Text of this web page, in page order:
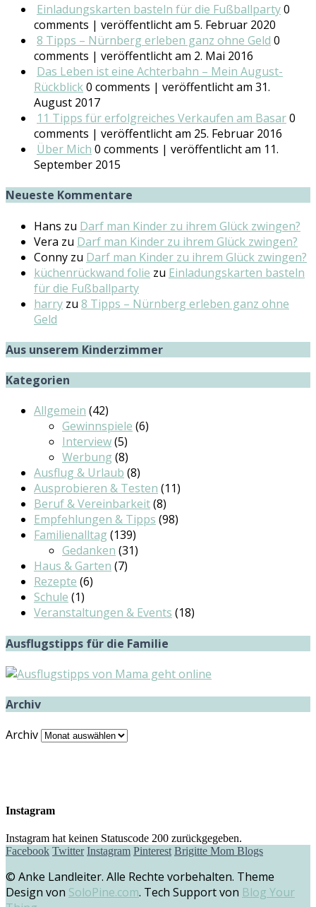
Einladungskarten basteln für die Fußballparty0
comments | veröffentlicht am 5. Februar 2020
8 Tipps – Nürnberg erleben ganz ohne Geld 0
comments | veröffentlicht am 2. Mai 2016
Das Leben ist eine Achterbahn – Mein August-
Rückblick0 comments | veröffentlicht am 31.
August 2017
11 Tipps für erfolgreiches Verkaufen am Basar0
comments | veröffentlicht am 25. Februar 2016
Über Mich 0 comments | veröffentlicht am 11.
September 2015
Neueste Kommentare
Hans zu Darf man Kinder zu ihrem Glück zwingen?
Vera zu Darf man Kinder zu ihrem Glück zwingen?
Conny zu Darf man Kinder zu ihrem Glück zwingen?
küchenrückwand folie zu Einladungskarten basteln
für die Fußballparty
harry zu 8 Tipps – Nürnberg erleben ganz ohne
Geld
Aus unserem Kinderzimmer
Kategorien
Allgemein (42)
Gewinnspiele (6)
Interview(5)
Werbung (8)
Ausflug & Urlaub (8)
Ausprobieren & Testen (11)
Beruf & Vereinbarkeit(8)
Empfehlungen & Tipps (98)
Familienalltag (139)
Gedanken (31)
Haus & Garten (7)
Rezepte (6)
Schule (1)
Veranstaltungen & Events (18)
Ausflugstipps für die Familie
Archiv
Archiv
Instagram
Instagram hat keinen Statuscode 200 zurückgegeben.
Facebook Twitter Instagram Pinterest Brigitte Mom Blogs
© Anke Landleiter. Alle Rechte vorbehalten. Theme
Design von SoloPine.com. Tech Support von Blog Your